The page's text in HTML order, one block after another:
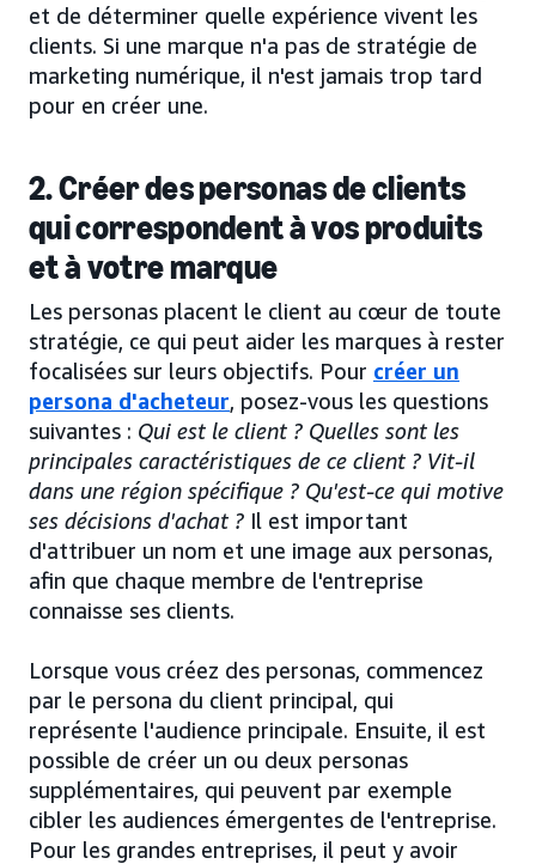
et de déterminer quelle expérience vivent les
clients. Si une marque n'a pas de stratégie de
marketing numérique, il n'est jamais trop tard
pour en créer une.
2. Créer des personas de clients
qui correspondent à vos produits
et à votre marque
Les personas placent le client au cœur de toute
stratégie, ce qui peut aider les marques à rester
focalisées sur leurs objectifs. Pour créer un
persona d'acheteur, posez-vous les questions
suivantes : Qui est le client ? Quelles sont les
principales caractéristiques de ce client ? Vit-il
dans une région spécifique ? Qu'est-ce qui motive
ses décisions d'achat ? Il est important
d'attribuer un nom et une image aux personas,
afin que chaque membre de l'entreprise
connaisse ses clients.
Lorsque vous créez des personas, commencez
par le persona du client principal, qui
représente l'audience principale. Ensuite, il est
possible de créer un ou deux personas
supplémentaires, qui peuvent par exemple
cibler les audiences émergentes de l'entreprise.
Pour les grandes entreprises, il peut y avoir